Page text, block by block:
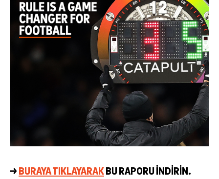
→ BURAYA TIKLAYARAK BU RAPORU INDIRIN.